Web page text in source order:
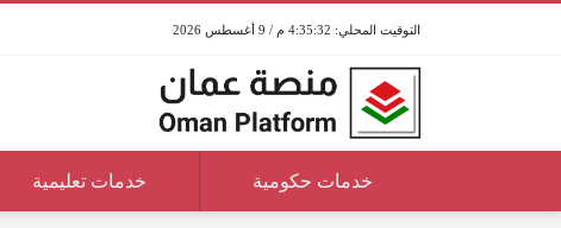
4:35:32 م / 9 أغسطس 2026
خدمات حكومية خدمات تعليمية